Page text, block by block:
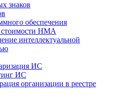
знаков
обеспечения
НМА
интеллектуальной
ИС
ИС
организации в реестре